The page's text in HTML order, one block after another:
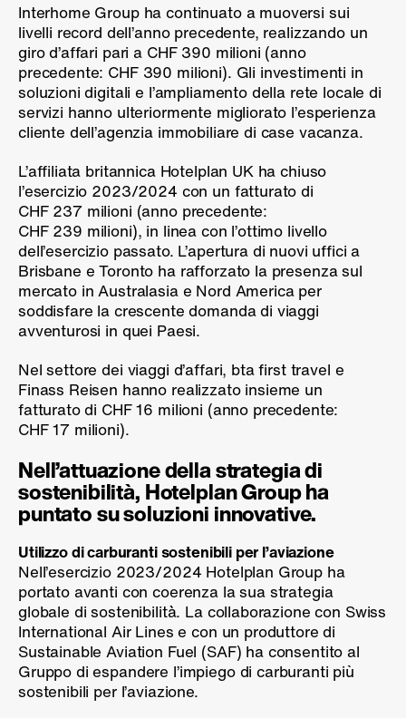
Interhome Group ha continuato a muoversi sui
livelli record dell’anno precedente, realizzando un
giro d’affari pari a CHF 390 milioni (anno
precedente: CHF 390 milioni). Gli investimenti in
soluzioni digitali e l’ampliamento della rete locale di
servizi hanno ulteriormente migliorato l’esperienza
cliente dell’agenzia immobiliare di case vacanza.
L’affiliata britannica Hotelplan UK ha chiuso
l’esercizio 2023/2024 con un fatturato di
CHF 237 milioni (anno precedente:
CHF 239 milioni), in linea con l’ottimo livello
dell’esercizio passato. L’apertura di nuovi uffici a
Brisbane e Toronto ha rafforzato la presenza sul
mercato in Australasia e Nord America per
soddisfare la crescente domanda di viaggi
avventurosi in quei Paesi.
Nel settore dei viaggi d’affari, bta first travel e
Finass Reisen hanno realizzato insieme un
fatturato di CHF 16 milioni (anno precedente:
CHF 17 milioni).
Nell’attuazione della strategia di
sostenibilità, Hotelplan Group ha
puntato su soluzioni innovative.
Utilizzo di carburanti sostenibili per l’aviazione
Nell’esercizio 2023/2024 Hotelplan Group ha
portato avanti con coerenza la sua strategia
globale di sostenibilità. La collaborazione con Swiss
International Air Lines e con un produttore di
Sustainable Aviation Fuel (SAF) ha consentito al
Gruppo di espandere l’impiego di carburanti più
sostenibili per l’aviazione.